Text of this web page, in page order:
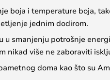
boja i temperature boja,
jednim dodirom.
u smanjenju potrošnje
nikad više ne zaboraviti
doma kao što su